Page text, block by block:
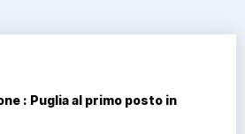
: Puglia al primo posto in